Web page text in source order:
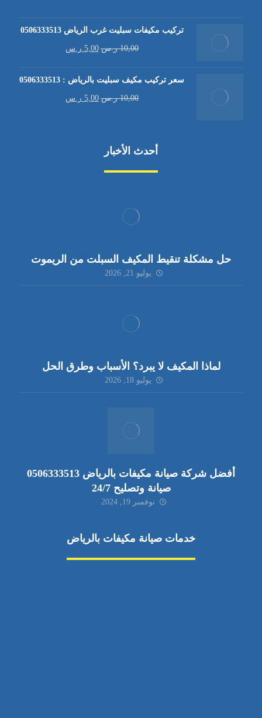
تركيب مكيفات سبليت غرب الرياض 0506333513
10,00 ر.س 5,00 ر.س
سعر تركيب مكيف سبليت بالرياض : 0506333513
10,00 ر.س 5,00 ر.س
أحدث الأخبار
حل مشكلة تنقيط المكيف السبلت من الريموت
يوليو 21, 2026
لماذا المكيف لا يبرد؟ الأسباب وطرق الحل
يوليو 18, 2026
أفضل شركة صيانة مكيفات بالرياض 0506333513
صيانة وتصليح 24/7
نوفمبر 19, 2024
خدمات صيانة مكيفات بالرياض